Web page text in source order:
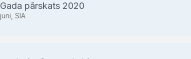
Gada pārskats 2020
juni, SIA